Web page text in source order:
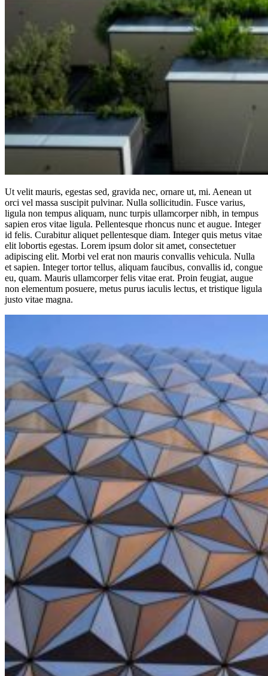
Ut velit mauris, egestas sed, gravida nec, ornare ut, mi. Aenean ut
orci vel massa suscipit pulvinar. Nulla sollicitudin. Fusce varius,
ligula non tempus aliquam, nunc turpis ullamcorper nibh, in tempus
sapien eros vitae ligula. Pellentesque rhoncus nunc et augue. Integer
id felis. Curabitur aliquet pellentesque diam. Integer quis metus vitae
elit lobortis egestas. Lorem ipsum dolor sit amet, consectetuer
adipiscing elit. Morbi vel erat non mauris convallis vehicula. Nulla
et sapien. Integer tortor tellus, aliquam faucibus, convallis id, congue
eu, quam. Mauris ullamcorper felis vitae erat. Proin feugiat, augue
non elementum posuere, metus purus iaculis lectus, et tristique ligula
justo vitae magna.